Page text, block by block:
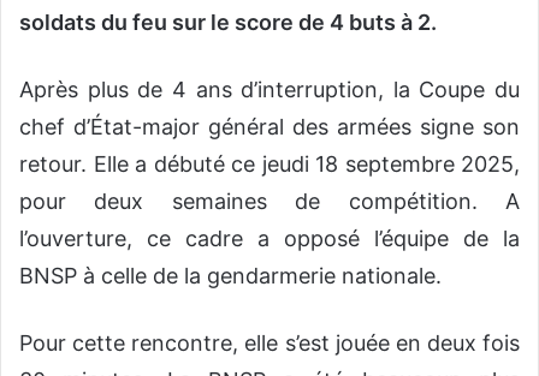
soldats du feu sur le score de 4 buts à 2.
Après plus de 4 ans d’interruption, la Coupe du
chef d’État-major général des armées signe son
retour. Elle a débuté ce jeudi 18 septembre 2025,
pour deux semaines de compétition. A
l’ouverture, ce cadre a opposé l’équipe de la
BNSP à celle de la gendarmerie nationale.
Pour cette rencontre, elle s’est jouée en deux fois